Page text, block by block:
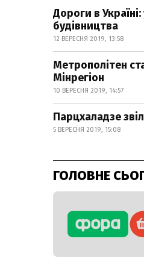
Дороги в
будівництва
12 ВЕРЕСНЯ 2019, 13:58
Метрополітен
Мінрегіон
10 ВЕРЕСНЯ 2019, 14:57
Парцхаладзе
5 ВЕРЕСНЯ 2019, 15:08
ГОЛОВНЕ